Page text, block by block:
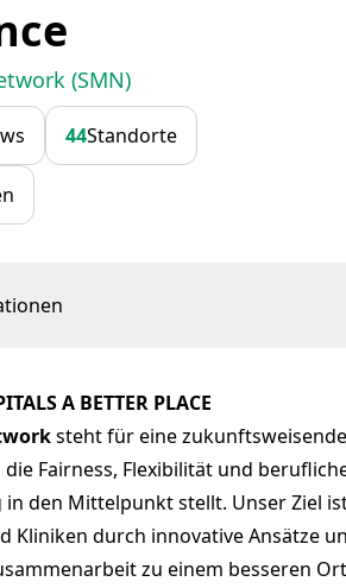
(SMN)
44Standorte
Peoplemanagement
A BETTER PLACE
steht für eine zukunftsweisende
Fairness, Flexibilität und
den Mittelpunkt stellt. Unser Ziel
Kliniken durch innovative Ansätze
zu einem besseren Ort